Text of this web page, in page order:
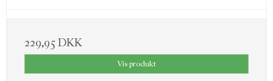
229,95 DKK
Vis produkt